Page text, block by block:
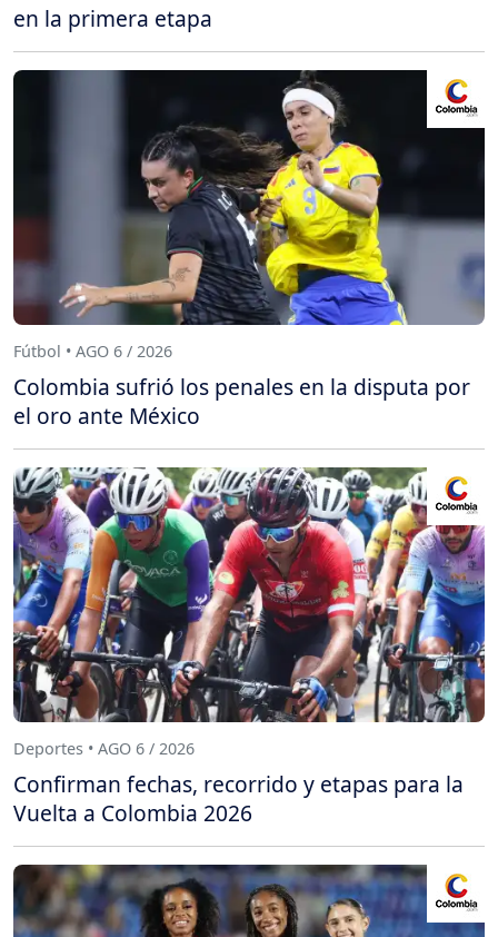
en la primera etapa
Fútbol • AGO 6 / 2026
Colombia sufrió los penales en la disputa por
el oro ante México
Deportes • AGO 6 / 2026
Confirman fechas, recorrido y etapas para la
Vuelta a Colombia 2026